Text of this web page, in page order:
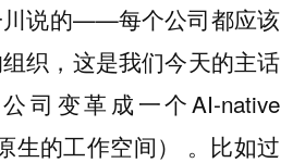
川说的——每个公司都应该
织，这是我们今天的主话
司变革成一个AI-native
生的工作空间） 。比如过